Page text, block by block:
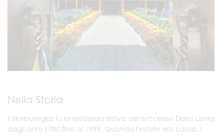
Nella Storia
Il Norbulingka fu la residenza estiva dei successivi Dalai Lama
dagli anni 1780 fino al 1959. Quando l'estate era calda, i